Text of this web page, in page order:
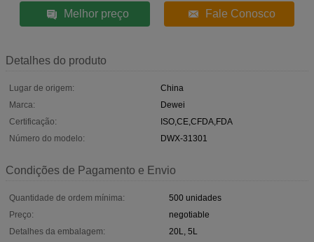
Melhor preço Fale Conosco
Detalhes do produto
Lugar de origem:
China
Marca:
Dewei
Certificação:
ISO,CE,CFDA,FDA
Número do modelo:
DWX-31301
Condições de Pagamento e Envio
Quantidade de ordem mínima:
500 unidades
Preço:
negotiable
Detalhes da embalagem:
20L, 5L